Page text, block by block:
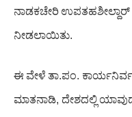
ನಾಡಕಚೇರಿ ಉಪತಹಶೀಲ್ದಾರ್
ನೀಡಲಾಯಿತು.
ಈ ವೇಳೆ ತಾ.ಪಂ.
ಮಾತನಾಡಿ, ದೇಶದಲ್ಲಿ